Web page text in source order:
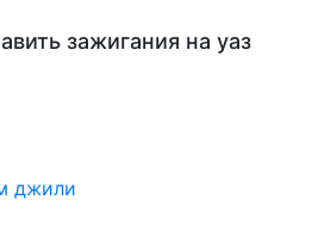
зажигания на уаз
джили